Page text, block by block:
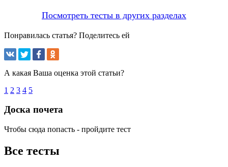
Посмотреть тесты в других разделах
Понравилась статья? Поделитесь ей
А какая Ваша оценка этой статьи?
1 2 3 4 5
Доска почета
Чтобы сюда попасть - пройдите тест
Все тесты